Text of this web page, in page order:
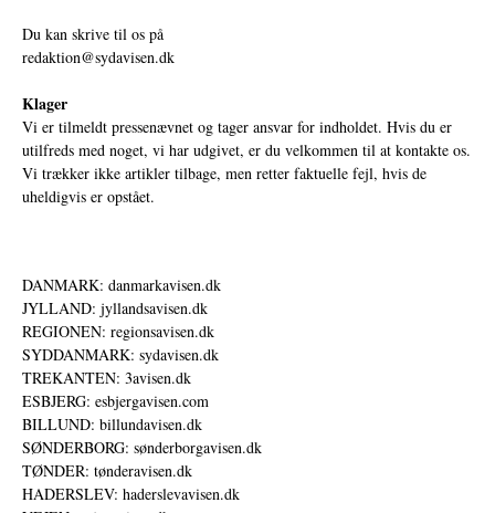
Du kan skrive til os på
redaktion@sydavisen.dk
Klager
Vi er tilmeldt pressenævnet og tager ansvar for indholdet. Hvis du er
utilfreds med noget, vi har udgivet, er du velkommen til at kontakte os.
Vi trækker ikke artikler tilbage, men retter faktuelle fejl, hvis de
uheldigvis er opstået.
DANMARK: danmarkavisen.dk
JYLLAND: jyllandsavisen.dk
REGIONEN: regionsavisen.dk
SYDDANMARK: sydavisen.dk
TREKANTEN: 3avisen.dk
ESBJERG: esbjergavisen.com
BILLUND: billundavisen.dk
SØNDERBORG: sønderborgavisen.dk
TØNDER: tønderavisen.dk
HADERSLEV: haderslevavisen.dk